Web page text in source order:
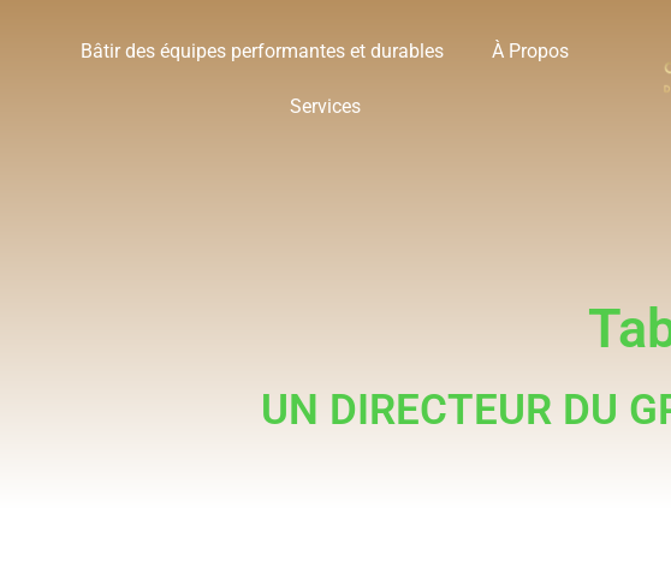
Bâtir des équipes performantes et durables À Propos
Services
UN DIRECTEUR DU